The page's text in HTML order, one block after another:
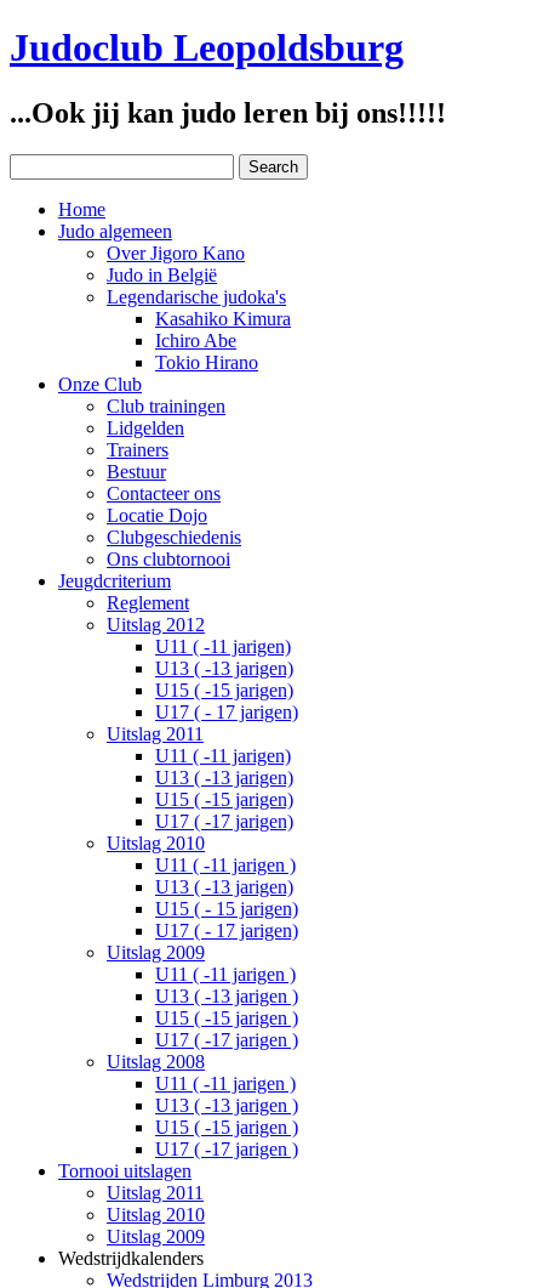
Judoclub Leopoldsburg
...Ook jij kan judo leren bij ons!!!!!
Home
Judo algemeen
Over Jigoro Kano
Judo in België
Legendarische judoka's
Kasahiko Kimura
Ichiro Abe
Tokio Hirano
Onze Club
Club trainingen
Lidgelden
Trainers
Bestuur
Contacteer ons
Locatie Dojo
Clubgeschiedenis
Ons clubtornooi
Jeugdcriterium
Reglement
Uitslag 2012
U11 ( -11 jarigen)
U13 ( -13 jarigen)
U15 ( -15 jarigen)
U17 ( - 17 jarigen)
Uitslag 2011
U11 ( -11 jarigen)
U13 ( -13 jarigen)
U15 ( -15 jarigen)
U17 ( -17 jarigen)
Uitslag 2010
U11 ( -11 jarigen )
U13 ( -13 jarigen)
U15 ( - 15 jarigen)
U17 ( - 17 jarigen)
Uitslag 2009
U11 ( -11 jarigen )
U13 ( -13 jarigen )
U15 ( -15 jarigen )
U17 ( -17 jarigen )
Uitslag 2008
U11 ( -11 jarigen )
U13 ( -13 jarigen )
U15 ( -15 jarigen )
U17 ( -17 jarigen )
Tornooi uitslagen
Uitslag 2011
Uitslag 2010
Uitslag 2009
Wedstrijdkalenders
Wedstrijden Limburg 2013